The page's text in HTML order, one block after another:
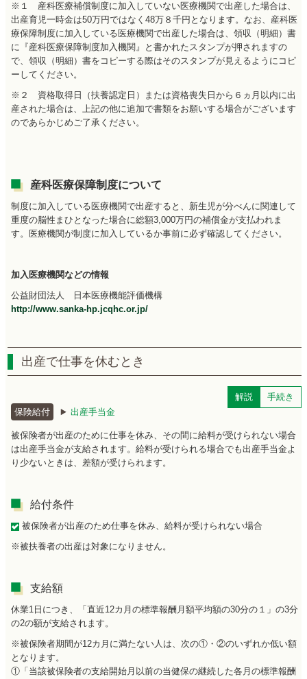
※１ 産科医療補償制度に加入していない医療機関で出産した場合は、
出産育児一時金は50万円ではなく48万８千円となります。なお、産科医
療保障制度に加入している医療機関で出産した場合は、領収（明細）書
に『産科医療保障制度加入機関』と書かれたスタンプが押されますの
で、領収（明細）書をコピーする際はそのスタンプが見えるようにコピ
ーしてください。
※２ 資格取得日（扶養認定日）または資格喪失日から６ヵ月以内に出
産された場合は、上記の他に追加で書類をお願いする場合がございます
のであらかじめご了承ください。
産科医療保障制度について
制度に加入している医療機関で出産すると、新生児が分べんに関連して
重度の脳性まひとなった場合に総額3,000万円の補償金が支払われま
す。医療機関が制度に加入しているか事前に必ず確認してください。
加入医療機関などの情報
公益財団法人
日本医療機能評価機構
http://www.sanka-hp.jcqhc.or.jp/
出産で仕事を休むとき
解説
手続き
保険給付
出産手当金
被保険者が出産のために仕事を休み、その間に給料が受けられない場合
は出産手当金が支給されます。給料が受けられる場合でも出産手当金よ
り少ないときは、差額が受けられます。
給付条件
被保険者が出産のため仕事を休み、給料が受けられない場合
※被扶養者の出産は対象になりません。
支給額
休業1日につき、「直近12カ月の標準報酬月額平均額の30分の１」の3分
の2の額が支給されます。
※被保険者期間が12カ月に満たない人は、次の①・②のいずれか低い額
となります。
①「当該被保険者の支給開始月以前の当健保の継続した各月の標準報酬